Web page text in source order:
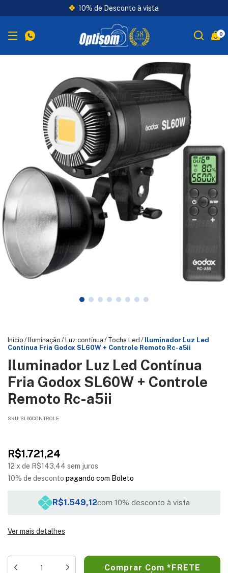
10% de Desconto à vista
0
Início / Iluminação / Luz contínua / Tocha Led / Iluminador Luz Led
Contínua Fria Godox SL60W + Controle Remoto Rc-a5ii
Iluminador Luz Led Contínua
Fria Godox SL60W + Controle
Remoto Rc-a5ii
SKU: SL60CONTROLE
12 x de R$143,44 sem juros
10% de desconto pagando com Boleto
R$1.549,12com 10% desconto à vista
Ver mais detalhes
R$1.721,24